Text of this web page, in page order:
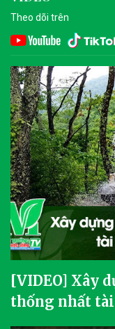
Theo dõi trên
[VIDEO] Xây
thống nhất